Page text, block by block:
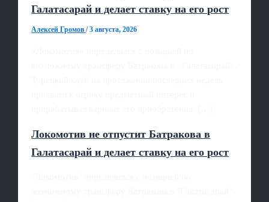
Галатасарай и делает ставку на его рост
Алексей Громов/3 августа, 2026
Локомотив не отпустит Батракова в
Галатасарай и делает ставку на его рост